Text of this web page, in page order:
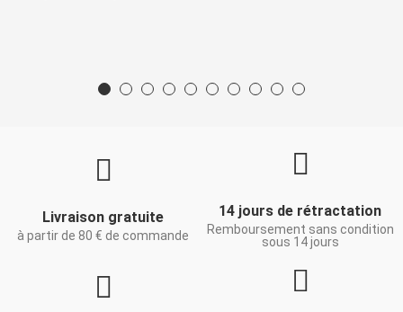
Livraison gratuite
à partir de 80 € de commande
14 jours de rétractation
Remboursement sans condition
sous 14 jours